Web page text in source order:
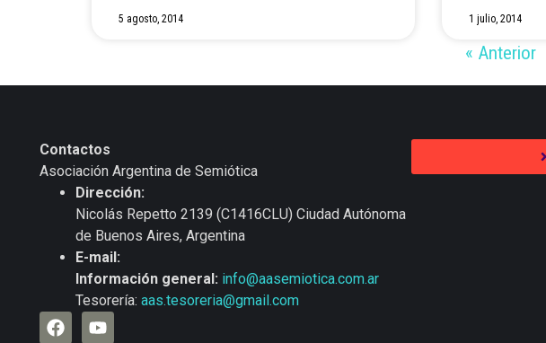
5 agosto, 2014 1 julio, 2014
« Anterior
Contactos
Asociación Argentina de Semiótica
Dirección:
Nicolás Repetto 2139 (C1416CLU) Ciudad Autónoma
de Buenos Aires, Argentina
E-mail:
Información general: info@aasemiotica.com.ar
Tesorería: aas.tesoreria@gmail.com